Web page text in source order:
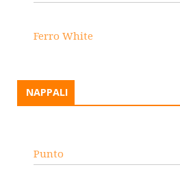
Ferro White
NAPPALI
Punto